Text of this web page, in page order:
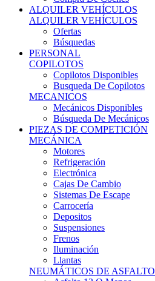
ALQUILER VEHÍCULOS
ALQUILER VEHÍCULOS
Ofertas
Búsquedas
PERSONAL
COPILOTOS
Copilotos Disponibles
Busqueda De Copilotos
MECANICOS
Mecánicos Disponibles
Búsqueda De Mecánicos
PIEZAS DE COMPETICIÓN
MECÁNICA
Motores
Refrigeración
Electrónica
Cajas De Cambio
Sistemas De Escape
Carrocería
Depositos
Suspensiones
Frenos
Iluminación
Llantas
NEUMÁTICOS DE ASFALTO